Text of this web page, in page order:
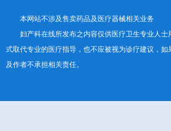
本网站不涉及售卖药品及医疗器械相关业务
妇产科在线所发布之内容仅供医疗卫生专业人
式取代专业的医疗指导，也不应被视为诊疗建议，
及作者不承担相关责任。